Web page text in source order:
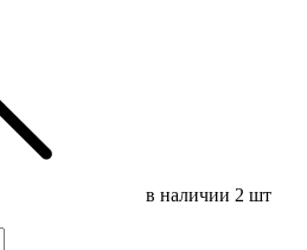
в наличии 2 шт